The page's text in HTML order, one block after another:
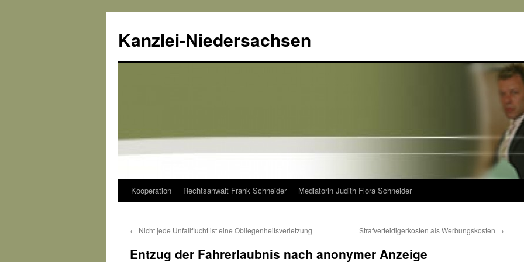
Kanzlei-Niedersachsen
Zum
springen
Kooperation Rechtsanwalt Frank Schneider Mediatorin Judith Flora Schneider
← Nicht jede Unfallflucht ist eine Obliegenheitsverletzung Strafverteidigerkosten als Werbungskosten →
Entzug der Fahrerlaubnis nach anonymer Anzeige